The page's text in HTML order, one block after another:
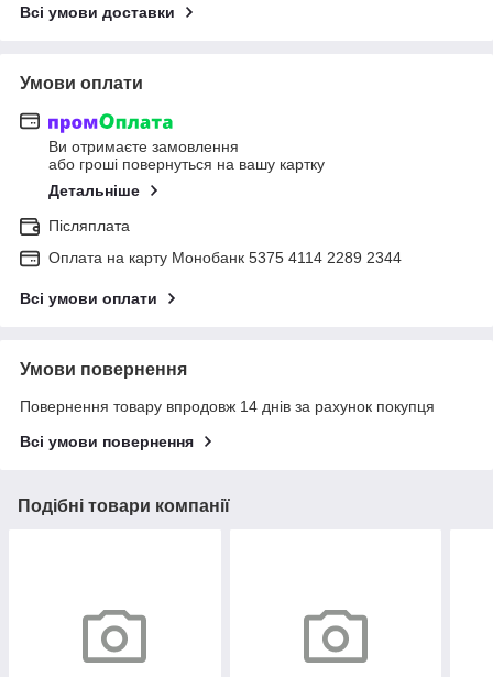
Всі умови доставки
Умови оплати
Ви отримаєте замовлення
або гроші повернуться на вашу картку
Детальніше
Післяплата
Оплата на карту Монобанк 5375 4114 2289 2344
Всі умови оплати
Умови повернення
Повернення товару впродовж 14 днів за рахунок покупця
Всі умови повернення
Подібні товари компанії